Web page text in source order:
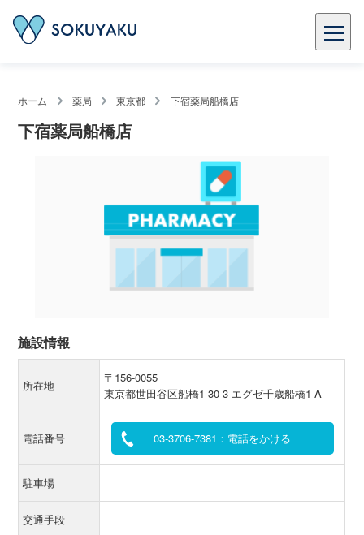
ホーム 薬局 東京都 下宿薬局船橋店
下宿薬局船橋店
施設情報
所在地
〒156-0055
東京都世田谷区船橋1-30-3 エグゼ千歳船橋1-A
電話番号 03-3706-7381：電話をかける
駐車場
交通手段